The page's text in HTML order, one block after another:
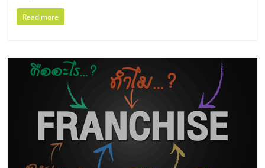
รวม
ข้อมูล
ประเทศไทย,
ThaiSMEsCenter,
Read more